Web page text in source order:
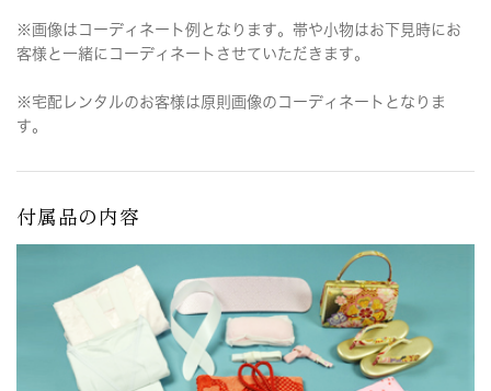
※画像はコーディネート例となります。帯や小物はお下見時にお
客様と一緒にコーディネートさせていただきます。
※宅配レンタルのお客様は原則画像のコーディネートとなりま
す。
付属品の内容